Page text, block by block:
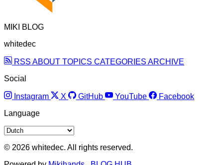
MIKI BLOG
whitedec
RSS ABOUT TOPICS CATEGORIES ARCHIVE
Social
Instagram X GitHub YouTube
Facebook
Language
© 2026 whitedec. All rights reserved.